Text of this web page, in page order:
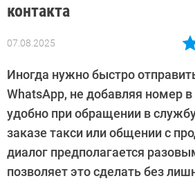
контакта
07.08.2025
Автор:
Попкова
Иногда нужно быстро
WhatsApp, не добавляя номер
удобно при обращении в
заказе такси или общении с
диалог предполагается
позволяет это сделать без